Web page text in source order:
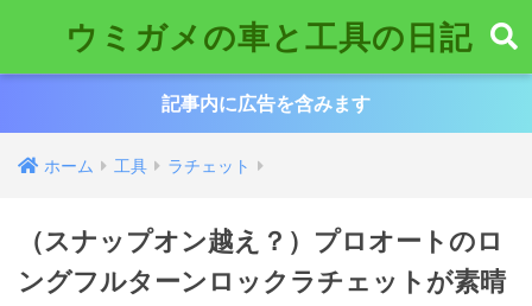
ウミガメの車と工具の日記
記事内に広告を含みます
ホーム 工具 ラチェット
（スナップオン越え？）プロオートのロ
ングフルターンロックラチェットが素晴